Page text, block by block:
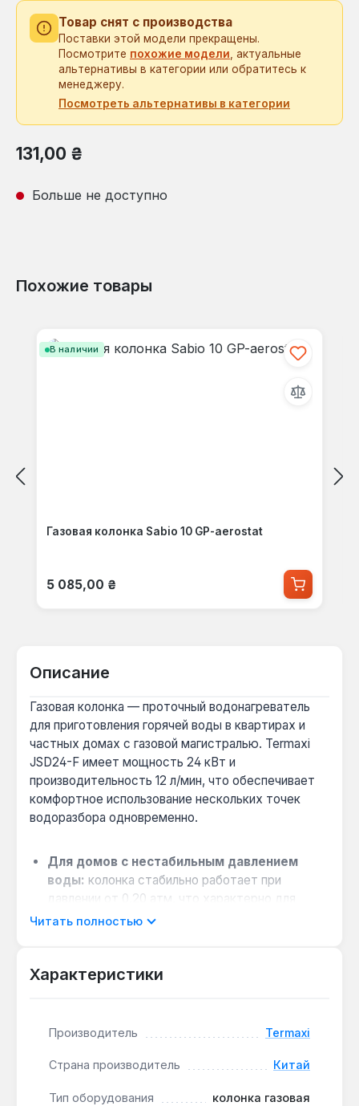
Товар снят с производства
Поставки этой модели прекращены.
Посмотрите похожие модели, актуальные
альтернативы в категории или обратитесь к
менеджеру.
Посмотреть альтернативы в категории
Обычная цена:
131,00 ₴
Больше не доступно
Похожие товары
В наличии
Газовая колонка Sabio 10 GP-aerostat
Обычная цена:
5 085,00 ₴
Описание
Газовая колонка — проточный водонагреватель
для приготовления горячей воды в квартирах и
частных домах с газовой магистралью. Termaxi
JSD24-F имеет мощность 24 кВт и
производительность 12 л/мин, что обеспечивает
комфортное использование нескольких точек
водоразбора одновременно.
Для домов с нестабильным давлением
воды: колонка стабильно работает при
давлении от 0,20 атм, что характерно для
верхних этажей многоквартирных домов — не
переключатель «Зима/Лето» позволяет
снижения счетов.
контроль пламени, защита от перегрева и
Читать полностью
Характеристики
Производитель Termaxi
Страна производитель Китай
Тип оборудования колонка газовая